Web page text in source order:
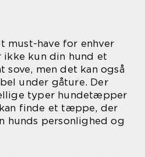
must-have for enhver
ikke kun din hund et
men det kan også
under gåture. Der
typer hundetæpper
finde et tæppe, der
hunds personlighed og